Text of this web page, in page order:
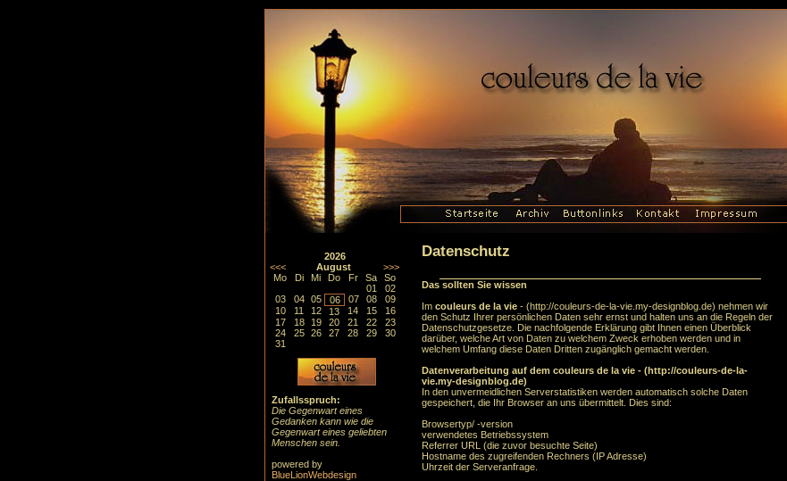
2026
<<<
August
>>>
Mo
Di Mi Do Fr Sa
So
01
02
03
04 05 06 07 08
09
10
11 12 13 14 15
16
17
18 19 20 21 22
23
24
25 26 27 28 29
30
31
Zufallsspruch:
Die Gegenwart eines
Gedanken kann wie die
Gegenwart eines geliebten
Menschen sein.
powered by
BlueLionWebdesign
Datenschutz
Das sollten Sie wissen
Im couleurs de la vie - (http://couleurs-de-la-vie.my-designblog.de) nehmen wir
den Schutz Ihrer persönlichen Daten sehr ernst und halten uns an die Regeln der
Datenschutzgesetze. Die nachfolgende Erklärung gibt Ihnen einen Überblick
darüber, welche Art von Daten zu welchem Zweck erhoben werden und in
welchem Umfang diese Daten Dritten zugänglich gemacht werden.
Datenverarbeitung auf dem couleurs de la vie - (http://couleurs-de-la-
vie.my-designblog.de)
In den unvermeidlichen Serverstatistiken werden automatisch solche Daten
gespeichert, die Ihr Browser an uns übermittelt. Dies sind:
Browsertyp/ -version
verwendetes Betriebssystem
Referrer URL (die zuvor besuchte Seite)
Hostname des zugreifenden Rechners (IP Adresse)
Uhrzeit der Serveranfrage.